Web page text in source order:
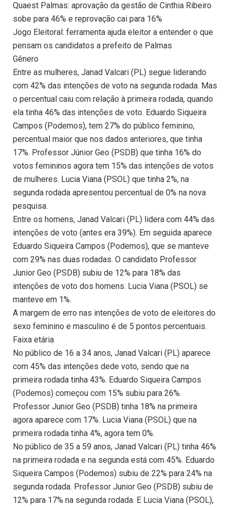
Quaest Palmas: aprovação da gestão de Cinthia Ribeiro
sobe para 46% e reprovação cai para 16%
Jogo Eleitoral: ferramenta ajuda eleitor a entender o que
pensam os candidatos a prefeito de Palmas
Gênero
Entre as mulheres, Janad Valcari (PL) segue liderando
com 42% das intenções de voto na segunda rodada. Mas
o percentual caiu com relação à primeira rodada, quando
ela tinha 46% das intenções de voto. Eduardo Siqueira
Campos (Podemos), tem 27% do público feminino,
percentual maior que nos dados anteriores, que tinha
17%. Professor Júnior Geo (PSDB) que tinha 16% do
votos femininos agora tem 15% das intenções de votos
de mulheres. Lucia Viana (PSOL) que tinha 2%, na
segunda rodada apresentou percentual de 0% na nova
pesquisa.
Entre os homens, Janad Valcari (PL) lidera com 44% das
intenções de voto (antes era 39%). Em seguida aparece
Eduardo Siqueira Campos (Podemos), que se manteve
com 29% nas duas rodadas. O candidato Professor
Junior Geo (PSDB) subiu de 12% para 18% das
intenções de voto dos homens. Lucia Viana (PSOL) se
manteve em 1%.
A margem de erro nas intenções de voto de eleitores do
sexo feminino e masculino é de 5 pontos percentuais.
Faixa etária
No público de 16 a 34 anos, Janad Valcari (PL) aparece
com 45% das intenções dede voto, sendo que na
primeira rodada tinha 43%. Eduardo Siqueira Campos
(Podemos) começou com 15% subiu para 26%.
Professor Junior Geo (PSDB) tinha 18% na primeira
agora aparece com 17%. Lucia Viana (PSOL) que na
primeira rodada tinha 4%, agora tem 0%.
No público de 35 a 59 anos, Janad Valcari (PL) tinha 46%
na primeira rodada e na segunda está com 45%. Eduardo
Siqueira Campos (Podemos) subiu de 22% para 24% na
segunda rodada. Professor Junior Geo (PSDB) subiu de
12% para 17% na segunda rodada. E Lucia Viana (PSOL),